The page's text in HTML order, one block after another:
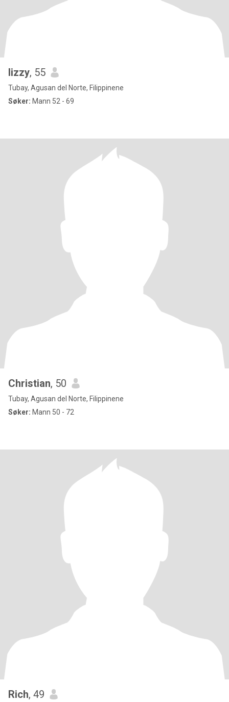
lizzy, 55
Tubay, Agusan del Norte, Filippinene
Søker: Mann 52 - 69
Christian, 50
Tubay, Agusan del Norte, Filippinene
Søker: Mann 50 - 72
Rich, 49